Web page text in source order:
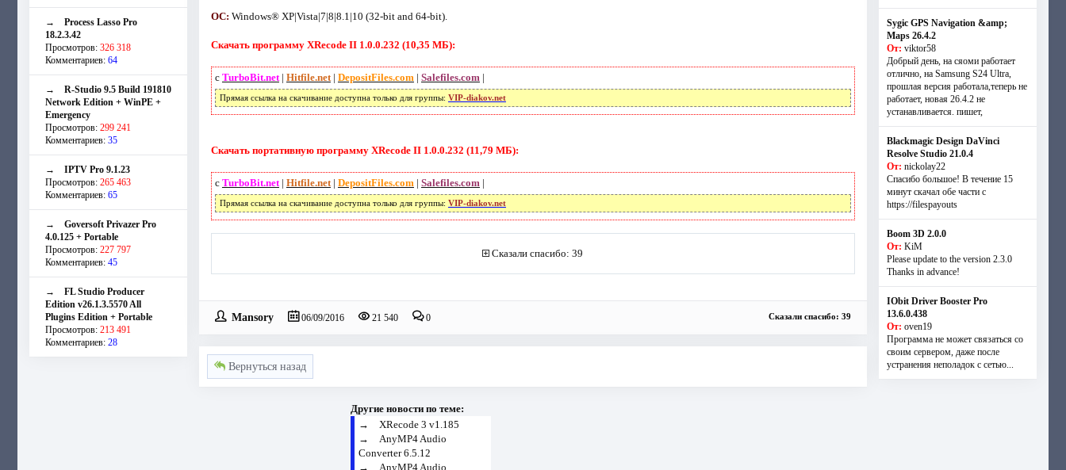
→ Process Lasso Pro
18.2.3.42
Просмотров: 326 318
Комментариев: 64
→ R-Studio 9.5 Build 191810
Network Edition + WinPE +
Emergency
Просмотров: 299 241
Комментариев: 35
→ IPTV Pro 9.1.23
Просмотров: 265 463
Комментариев: 65
→ Goversoft Privazer Pro
4.0.125 + Portable
Просмотров: 227 797
Комментариев: 45
→ FL Studio Producer
Edition v26.1.3.5570 All
Plugins Edition + Portable
Просмотров: 213 491
Комментариев: 28
ОС: Windows® XP|Vista|7|8|8.1|10 (32-bit and 64-bit).
Скачать программу XRecode II 1.0.0.232 (10,35 МБ):
с TurboBit.net| Hitfile.net| DepositFiles.com| Salefiles.com|
Прямая ссылка на скачивание доступна только для группы: VIP-diakov.net
Скачать портативную программу XRecode II 1.0.0.232 (11,79 МБ):
с TurboBit.net| Hitfile.net| DepositFiles.com| Salefiles.com|
Прямая ссылка на скачивание доступна только для группы: VIP-diakov.net
Сказали спасибо: 39
Mansory 06/09/2016 21 540 0 Сказали спасибо: 39
Вернуться назад
Другие новости по теме:
→ XRecode 3 v1.185
→ AnyMP4 Audio
Converter 6.5.12
→ AnyMP4 Audio
Sygic GPS Navigation &amp;
Maps 26.4.2
От: viktor58
Добрый день, на сяоми работает
отлично, на Samsung S24 Ultra,
прошлая версия работала,теперь не
работает, новая 26.4.2 не
устанавливается. пишет,
Blackmagic Design DaVinci
Resolve Studio 21.0.4
От: nickolay22
Спасибо большое! В течение 15
минут скачал обе части с
https://filespayouts
Boom 3D 2.0.0
От: KiM
Please update to the version 2.3.0
Thanks in advance!
IObit Driver Booster Pro
13.6.0.438
От: oven19
Программа не может связаться со
своим сервером, даже после
устранения неполадок с сетью...